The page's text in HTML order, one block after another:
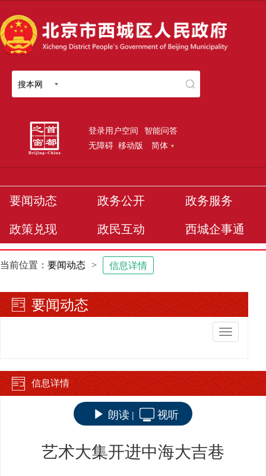
搜本网
登录用户空间 智能问答
无障碍 移动版 简体
要闻动态 政务公开 政务服务
政策兑现 政民互动 西城企事通
当前位置： 要闻动态 > 信息详情
要闻动态
切
换
航
信息详情
朗读 | 视听
艺术大集开进中海大吉巷